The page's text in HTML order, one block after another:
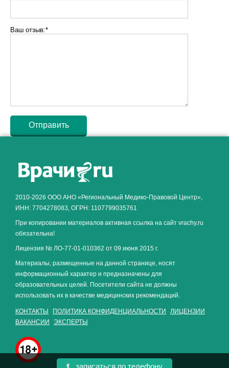
Ваш отзыв:*
2010-2026 ООО АНО «Региональный Медико-Правовой Центр»,
ИНН: 7704278083, ОГРН: 1107799035761
При копировании материалов активная ссылка на сайт vrachy.ru
обязательна!
Лицензия № ЛО-77-01-010362 от 09 июня 2015 г.
Материалы, размещенные на данной странице, носят
информационный характер и предназначены для
образовательных целей. Посетители сайта не должны
использовать их в качестве медицинских рекомендаций.
КОНТАКТЫ ПОЛИТИКА КОНФИДЕНЦИАЛЬНОСТИ
ЛИЦЕНЗИИ
ВАКАНСИИ
ЭКСПЕРТЫ
записаться по телефону